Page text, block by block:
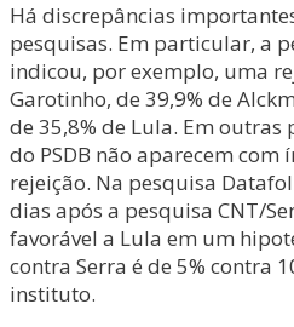
Há discrepâncias
pesquisas. Em particular, a
indicou, por exemplo, uma
Garotinho, de 39,9% de
de 35,8% de Lula. Em outras
do PSDB não aparecem com
rejeição. Na pesquisa
dias após a pesquisa CNT/
favorável a Lula em um
contra Serra é de 5% contra
instituto.